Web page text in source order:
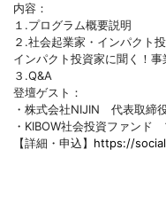
内容：
１.プログラム概要説明
２.社会起業家・インパクト
インパクト投資家に聞く！事
３.Q&A
登壇ゲスト：
・株式会社NIJIN 代表取締
・KIBOW社会投資ファン
【詳細・申込】 https://